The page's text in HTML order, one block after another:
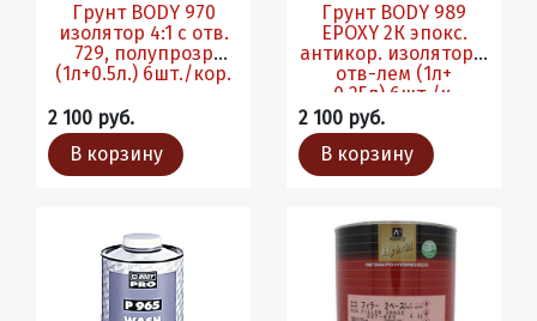
Грунт BODY 970
изолятор 4:1 с отв.
729, полупрозр
(1л+0.5л.) 6шт./кор.
2 100 руб.
В корзину
Грунт BODY 989
EPOXY 2К эпокс.
антикор. изолятор с
отв-лем (1л+
0.25л).6шт./к.
2 100 руб.
В корзину